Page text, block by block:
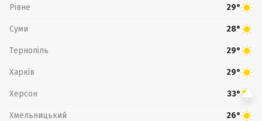
Рівне 29°
Суми 28°
Тернопіль 29°
Харків 29°
Херсон 33°
Хмельницький 26°